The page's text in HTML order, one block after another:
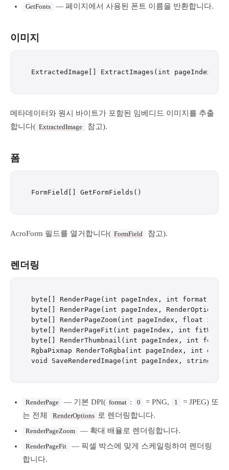
GetFonts — 페이지에서 사용된 폰트 이름을 반환합니다.
이미지
메타데이터와 원시 바이트가 포함된 임베디드 이미지를 추출
합니다( ExtractedImage 참고).
폼
AcroForm 필드를 열거합니다( FormField 참고).
렌더링
byte[] RenderPage(int pageIndex, int format = 0)
byte[] RenderPage(int pageIndex, RenderOptions
byte[] RenderPageZoom(int pageIndex, float
byte[] RenderPageFit(int pageIndex, int
byte[] RenderThumbnail(int pageIndex, int
RgbaPixmap RenderToRgba(int pageIndex, int dpi
RenderPage — 기본 DPI( format : 0 = PNG, 1
= JPEG) 또
는 전체
RenderOptions 로 렌더링합니다.
RenderPageZoom — 확대 배율로 렌더링합니다.
RenderPageFit
— 픽셀 박스에 맞게 스케일링하여 렌더링
합니다.